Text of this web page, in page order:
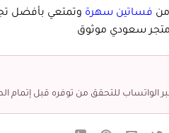
فساتين سهرة وتمتعي بأفضل
متجر سعودي موثوق
الواتساب للتحقق من توفره قبل إتمام